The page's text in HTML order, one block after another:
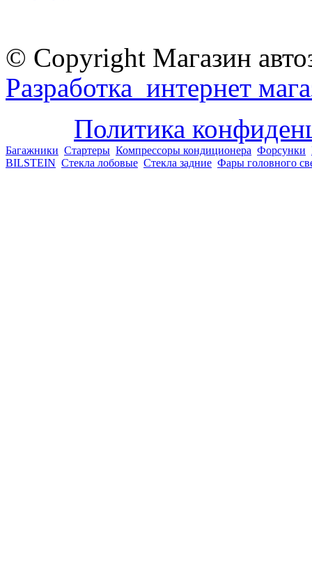
© Copyright Магазин
Разработка интернет
Политика
Багажники Стартеры Компрессоры кондиционера Форсунки
BILSTEIN Стекла лобовые Стекла задние Фары головного